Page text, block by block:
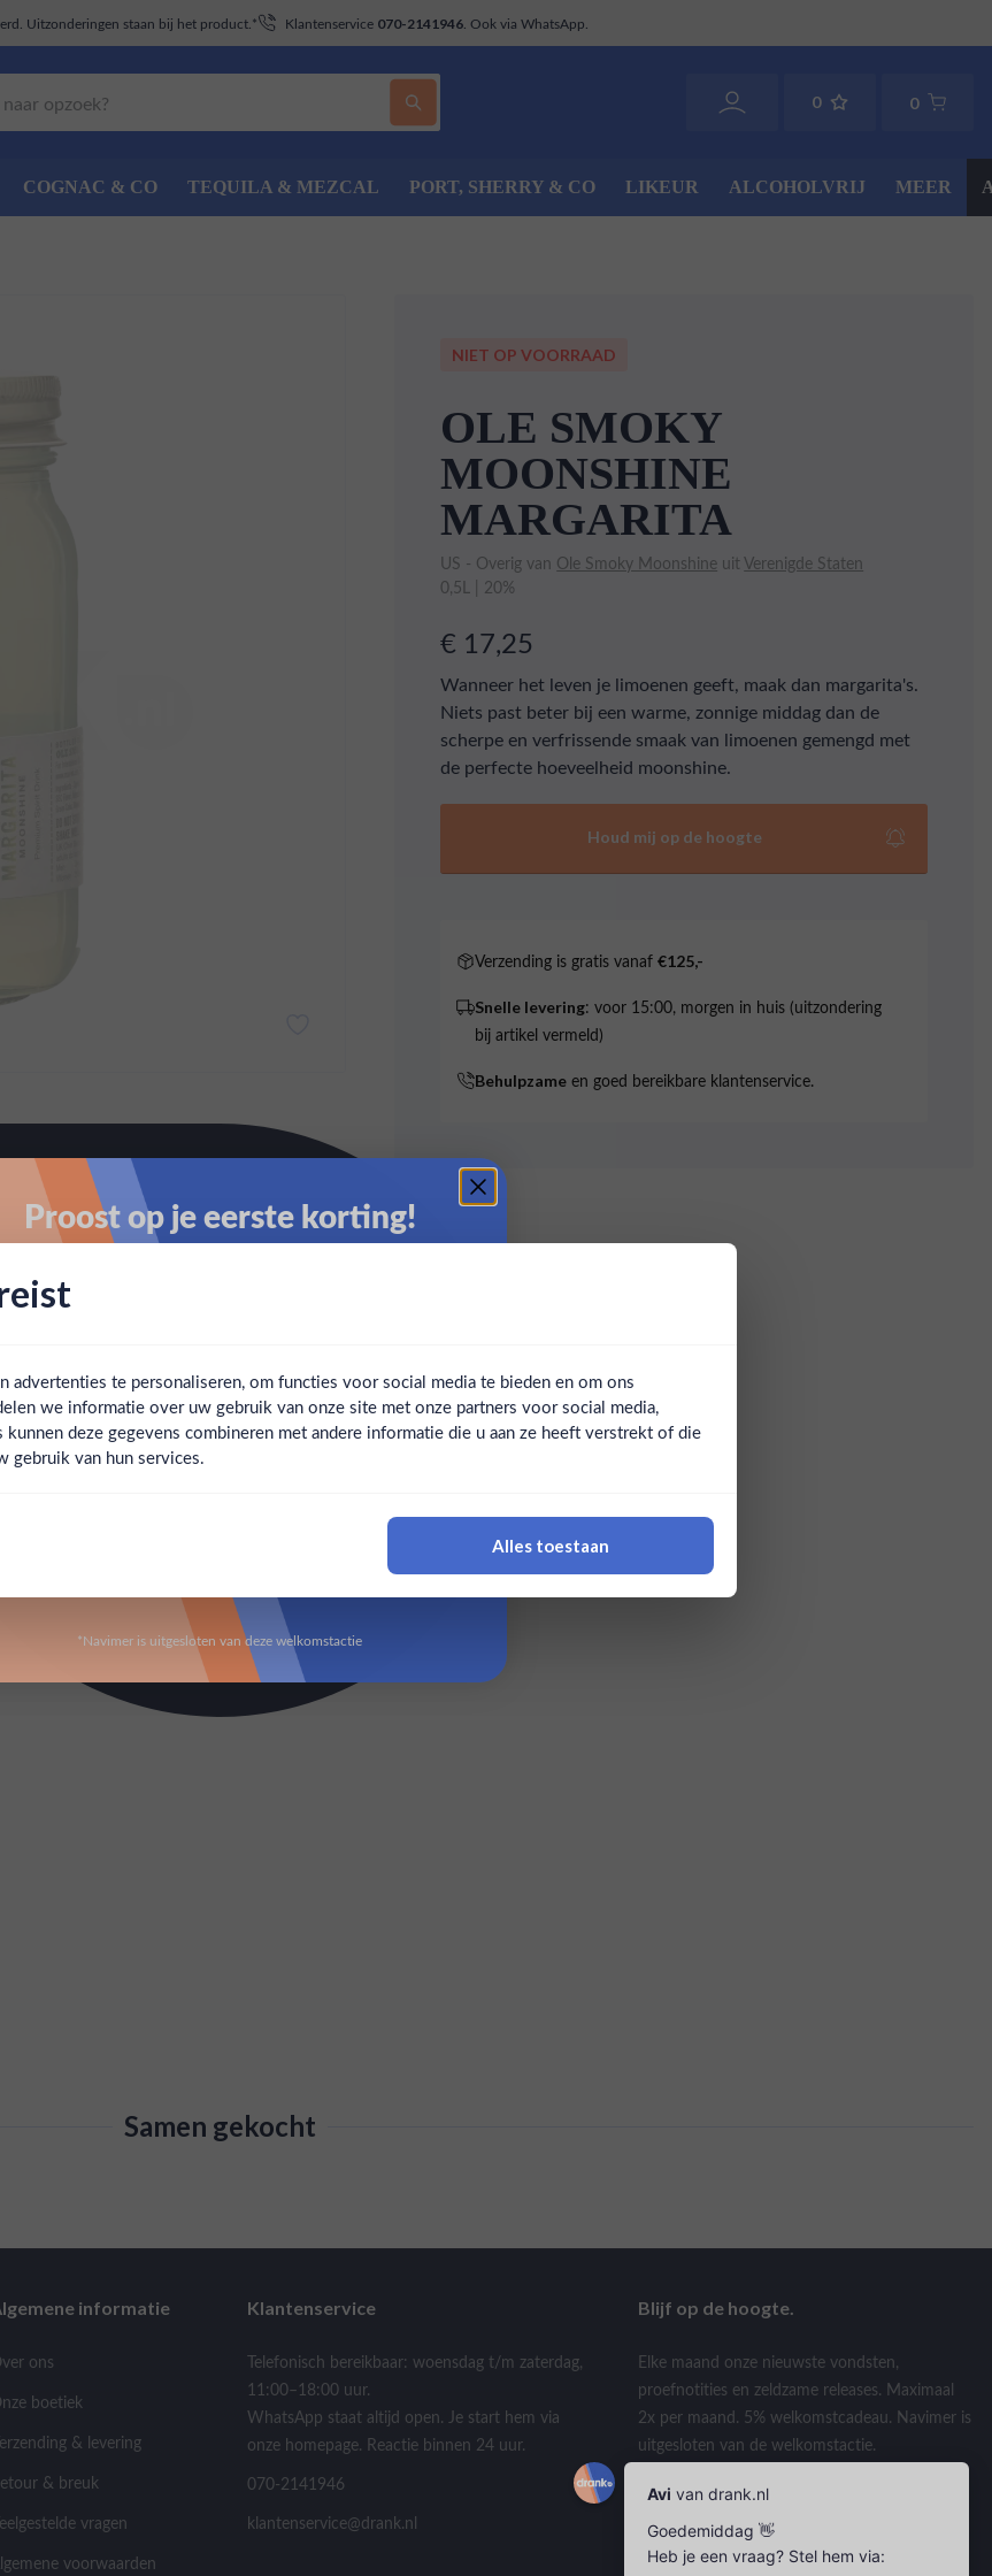
Uitzonderingen staan bij het product.* Klantenservice 070-2141946 . Ook via WhatsApp.
0 0
COGNAC & CO TEQUILA & MEZCAL PORT, SHERRY & CO LIKEUR ALCOHOLVRIJ MEER
Ben jij 18 jaar of ouder?
NIET OP VOORRAAD
OLE SMOKY
MOONSHINE
MARGARITA
US - Overig van Ole Smoky Moonshine uitVerenigde Staten
0,5L | 20%
€ 17,25
Wanneer het leven je limoenen geeft, maak dan margarita's.
Niets past beter bij een warme, zonnige middag dan de
scherpe en verfrissende smaak van limoenen gemengd met
de perfecte hoeveelheid moonshine.
Houd mij op de hoogte
Verzending is gratis vanaf€125,-
Snelle levering: voor 15:00, morgen in huis (uitzondering
bij artikel vermeld)
Behulpzame en goed bereikbare klantenservice.
Samen gekocht
informatie
ons
boetiek
& levering
& breuk
vragen
voorwaarden
Klantenservice
Telefonisch bereikbaar: woensdag t/m zaterdag,
11:00–18:00 uur.
WhatsApp staat altijd open. Je start hem via
onze homepage. Reactie binnen 24 uur.
070-2141946
klantenservice@drank.nl
Blijf op de hoogte.
Elke maand onze nieuwste vondsten,
proefnotities en zeldzame releases. Maximaal
2x per maand. 5% welkomstcadeau. Navimer is
uitgesloten van de welkomstactie.
advertenties te personaliseren, om functies voor social media te bieden en om ons
we informatie over uw gebruik van onze site met onze partners voor social media,
kunnen deze gegevens combineren met andere informatie die u aan ze heeft verstrekt of die
gebruik van hun services.
Alles toestaan
Proost op je eerste korting!
Claim mijn korting
*Navimer is uitgesloten van deze welkomstactie